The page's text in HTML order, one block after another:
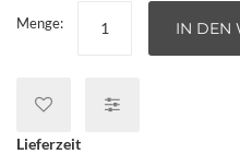
Menge: IN DEN
Lieferzeit